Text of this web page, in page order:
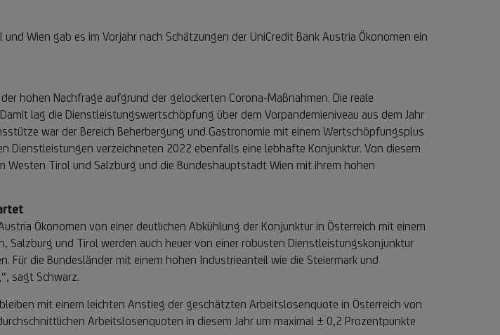
Wien gab es im Vorjahr nach Schätzungen der UniCredit Bank Austria Ökonomen ein
hohen Nachfrage aufgrund der gelockerten Corona-Maßnahmen. Die reale
lag die Dienstleistungswertschöpfung über dem Vorpandemieniveau aus dem Jahr
war der Bereich Beherbergung und Gastronomie mit einem Wertschöpfungsplus
verzeichneten 2022 ebenfalls eine lebhafte Konjunktur. Von diesem
Tirol und Salzburg und die Bundeshauptstadt Wien mit ihrem hohen
Ökonomen von einer deutlichen Abkühlung der Konjunktur in Österreich mit einem
Salzburg und Tirol werden auch heuer von einer robusten Dienstleistungskonjunktur
die Bundesländer mit einem hohen Industrieanteil wie die Steiermark und
sagt Schwarz.
mit einem leichten Anstieg der geschätzten Arbeitslosenquote in Österreich von
Arbeitslosenquoten in diesem Jahr um maximal ± 0,2 Prozentpunkte